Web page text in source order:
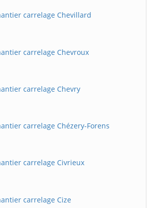
carrelage Chevillard
carrelage Chevroux
carrelage Chevry
carrelage Chézery-Forens
carrelage Civrieux
carrelage Cize